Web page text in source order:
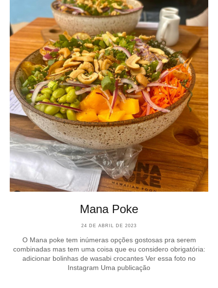
Mana Poke
24 DE ABRIL DE 2023
O Mana poke tem inúmeras opções gostosas pra serem
combinadas mas tem uma coisa que eu considero obrigatória:
adicionar bolinhas de wasabi crocantes Ver essa foto no
Instagram Uma publicação